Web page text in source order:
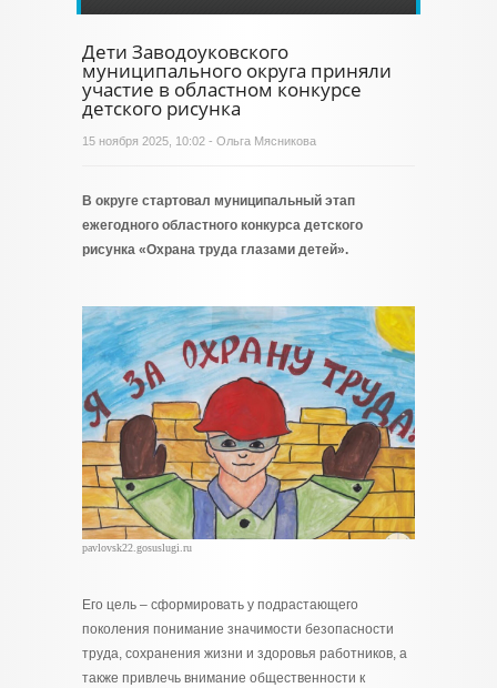
Дети Заводоуковского
муниципального округа приняли
участие в областном конкурсе
детского рисунка
15 ноября 2025, 10:02 - Ольга Мясникова
В округе стартовал муниципальный этап
ежегодного областного конкурса детского
рисунка «Охрана труда глазами детей».
pavlovsk22.gosuslugi.ru
Его цель – сформировать у подрастающего
поколения понимание значимости безопасности
труда, сохранения жизни и здоровья работников, а
также привлечь внимание общественности к